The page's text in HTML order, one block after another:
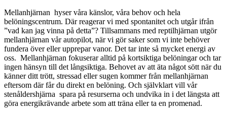
Mellanhjärnan hyser våra känslor, våra behov och hela
belöningscentrum. Där reagerar vi med spontanitet och utgår ifrån
”vad kan jag vinna på detta”? Tillsammans med reptilhjärnan utgör
mellanhjärnan vår autopilot, när vi gör saker som vi inte behöver
fundera över eller upprepar vanor. Det tar inte så mycket energi av
oss. Mellanhjärnan fokuserar alltid på kortsiktiga belöningar och tar
ingen hänsyn till det långsiktiga. Behovet av att äta något sött när du
känner ditt trött, stressad eller sugen kommer från mellanhjärnan
eftersom där får du direkt en belöning. Och självklart vill vår
stenåldershjärna spara på resurserna och undvika in i det längsta att
göra energikrävande arbete som att träna eller ta en promenad.